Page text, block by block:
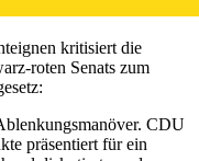
kritisiert die
roten Senats zum
CDU
präsentiert für ein